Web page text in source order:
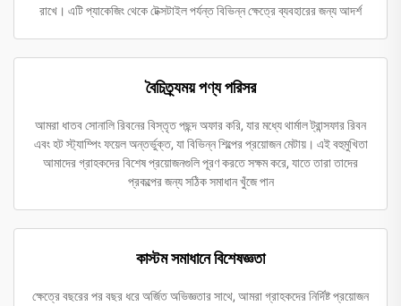
রাখে। এটি প্যাকেজিং থেকে টেক্সটাইল পর্যন্ত বিভিন্ন ক্ষেত্রে ব্যবহারের জন্য আদর্শ
বৈচিত্র্যময় পণ্য পরিসর
আমরা ধাতব সোনালি রিবনের বিস্তৃত পছন্দ অফার করি, যার মধ্যে থার্মাল ট্রান্সফার রিবন
এবং হট স্ট্যাম্পিং ফয়েল অন্তর্ভুক্ত, যা বিভিন্ন শিল্পের প্রয়োজন মেটায়। এই বহুমুখিতা
আমাদের গ্রাহকদের বিশেষ প্রয়োজনগুলি পূরণ করতে সক্ষম করে, যাতে তারা তাদের
প্রকল্পের জন্য সঠিক সমাধান খুঁজে পান
কাস্টম সমাধানে বিশেষজ্ঞতা
ক্ষেত্রে বছরের পর বছর ধরে অর্জিত অভিজ্ঞতার সাথে, আমরা গ্রাহকদের নির্দিষ্ট প্রয়োজন